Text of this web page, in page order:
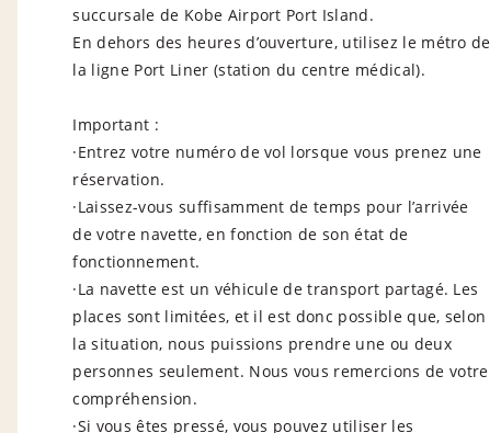
succursale de Kobe Airport Port Island.
En dehors des heures d’ouverture, utilisez le métro de
la ligne Port Liner (station du centre médical).
Important :
·Entrez votre numéro de vol lorsque vous prenez une
réservation.
·Laissez-vous suffisamment de temps pour l’arrivée
de votre navette, en fonction de son état de
fonctionnement.
·La navette est un véhicule de transport partagé. Les
places sont limitées, et il est donc possible que, selon
la situation, nous puissions prendre une ou deux
personnes seulement. Nous vous remercions de votre
compréhension.
·Si vous êtes pressé, vous pouvez utiliser les